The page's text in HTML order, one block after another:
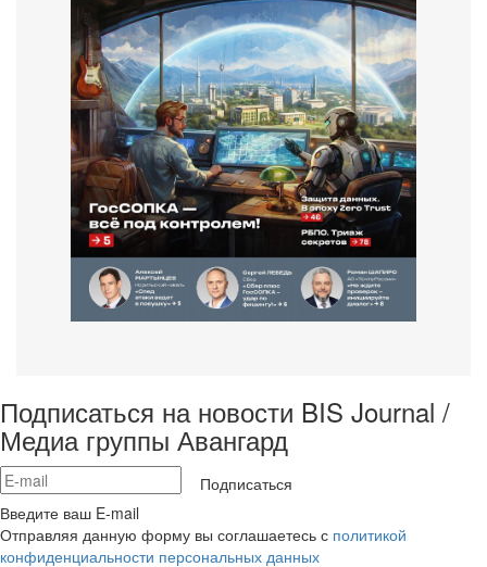
Подписаться на новости BIS Journal /
Медиа группы Авангард
Подписаться
Введите ваш E-mail
Отправляя данную форму вы соглашаетесь с политикой
конфиденциальности персональных данных